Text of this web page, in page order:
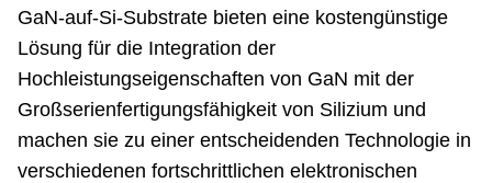
GaN-auf-Si-Substrate bieten eine kostengünstige
Lösung für die Integration der
Hochleistungseigenschaften von GaN mit der
Großserienfertigungsfähigkeit von Silizium und
machen sie zu einer entscheidenden Technologie in
verschiedenen fortschrittlichen elektronischen